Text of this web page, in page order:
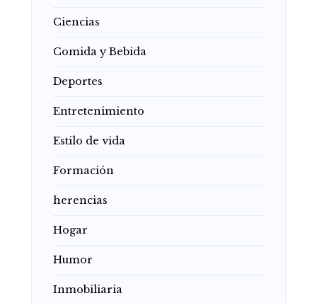
Ciencias
Comida y Bebida
Deportes
Entretenimiento
Estilo de vida
Formación
herencias
Hogar
Humor
Inmobiliaria